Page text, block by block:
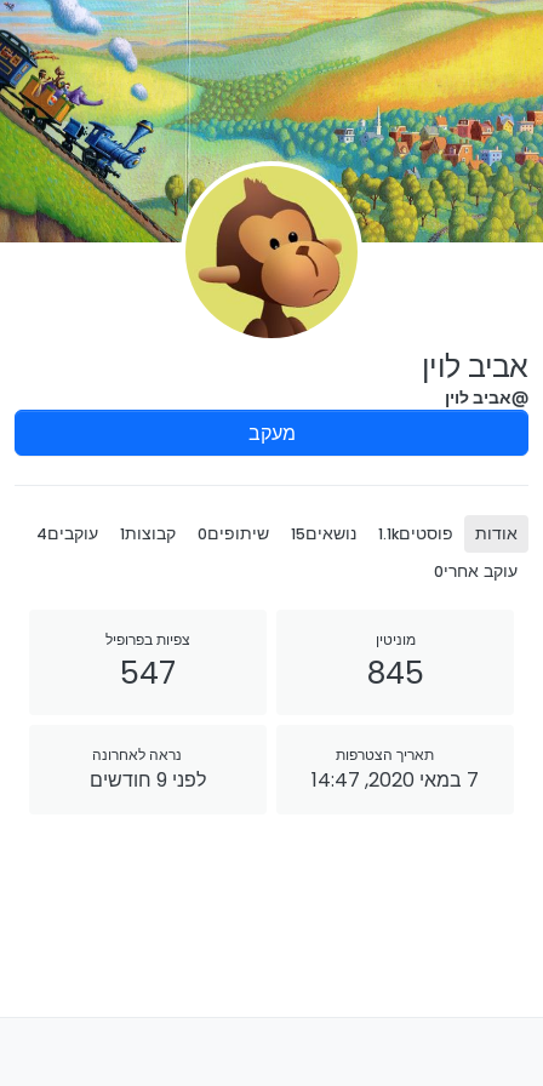
דילוג לתוכן
אביב לוין
@אביב לוין
מעקב
אודות פוסטים1.1k נושאים15 שיתופים0 קבוצות1 עוקבים4
עוקב אחרי0
מוניטין
845
צפיות בפרופיל
547
תאריך הצטרפות
7 במאי 2020, 14:47
נראה לאחרונה
לפני 9 חודשים